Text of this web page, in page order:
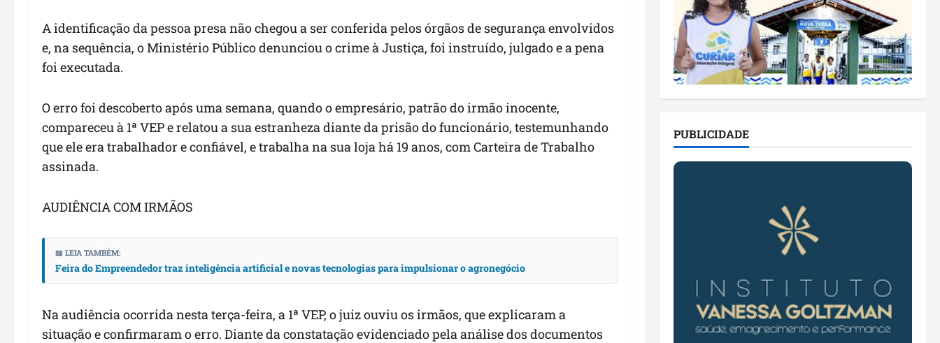
A identificação da pessoa presa não chegou a ser conferida pelos órgãos de segurança envolvidos
e, na sequência, o Ministério Público denunciou o crime à Justiça, foi instruído, julgado e a pena
foi executada.
O erro foi descoberto após uma semana, quando o empresário, patrão do irmão inocente,
compareceu à 1ª VEP e relatou a sua estranheza diante da prisão do funcionário, testemunhando
que ele era trabalhador e confiável, e trabalha na sua loja há 19 anos, com Carteira de Trabalho
assinada.
AUDIÊNCIA COM IRMÃOS
📖 LEIA TAMBÉM:
Feira do Empreendedor traz inteligência artificial e novas tecnologias para impulsionar o agronegócio
Na audiência ocorrida nesta terça-feira, a 1ª VEP, o juiz ouviu os irmãos, que explicaram a
situação e confirmaram o erro. Diante da constatação evidenciado pela análise dos documentos
PUBLICIDADE